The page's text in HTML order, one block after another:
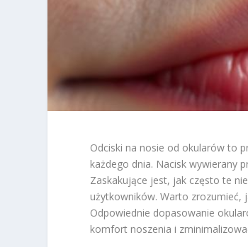
Odciski na nosie od okularów to
każdego dnia. Nacisk wywierany
Zaskakujące jest, jak często te
użytkowników. Warto zrozumieć,
Odpowiednie dopasowanie
komfort noszenia i